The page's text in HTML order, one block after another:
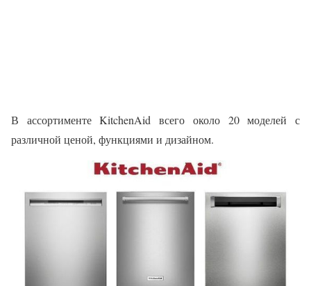
В ассортименте KitchenAid всего около 20 моделей с
различной ценой, функциями и дизайном.